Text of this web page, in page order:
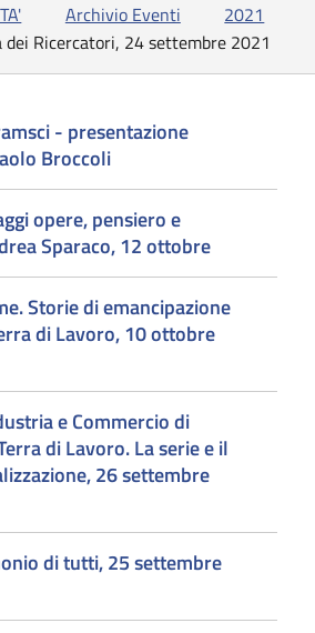
Archivio Eventi
2021
dei Ricercatori, 24 settembre 2021
- presentazione
Broccoli
opere, pensiero e
Sparaco, 12 ottobre
Storie di emancipazione
di Lavoro, 10 ottobre
e Commercio di
di Lavoro. La serie e il
26 settembre
di tutti, 25 settembre